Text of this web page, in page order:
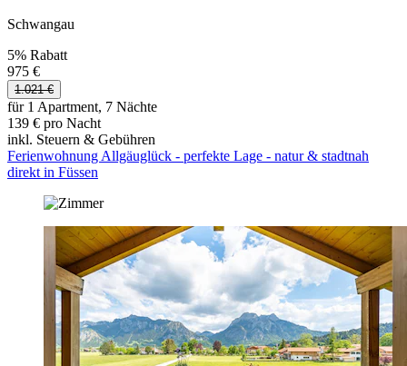
Schwangau
5% Rabatt
975 €
1.021 €
für 1 Apartment, 7 Nächte
139 € pro Nacht
inkl. Steuern & Gebühren
Ferienwohnung Allgäuglück - perfekte Lage - natur & stadtnah
direkt in Füssen